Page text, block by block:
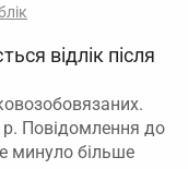
відлік після
р. Повідомлення до
минуло більше